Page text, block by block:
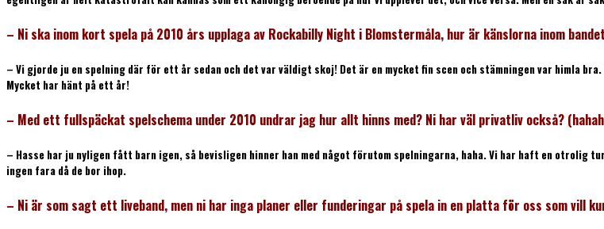
– Ni ska inom kort spela på 2010 års upplaga av Rockabilly Night i Blomstermåla, hur är känslorna inom
– Vi gjorde ju en spelning där för ett år sedan och det var väldigt skoj! Det är en mycket fin scen och stämningen var himla
Mycket har hänt på ett år!
– Med ett fullspäckat spelschema under 2010 undrar jag hur allt hinns med? Ni har väl privatliv också?
– Hasse har ju nyligen fått barn igen, så bevisligen hinner han med något förutom spelningarna, haha. Vi har haft en otrolig
ingen fara då de bor ihop.
– Ni är som sagt ett liveband, men ni har inga planer eller funderingar på spela in en platta för oss som vill